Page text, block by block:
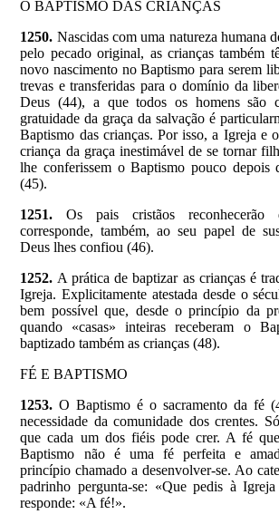
O BAPTISMO DAS CRIANÇAS
1250. Nascidas com uma natureza humana
pelo pecado original, as crianças também
novo nascimento no Baptismo para serem
trevas e transferidas para o domínio da
Deus (44), a que todos os homens são
gratuidade da graça da salvação é
Baptismo das crianças. Por isso, a Igreja e
criança da graça inestimável de se tornar
lhe conferissem o Baptismo pouco depois
(45).
1251.
Os pais cristãos reconhecerão
corresponde, também, ao seu papel de
Deus lhes confiou (46).
1252. A prática de baptizar as crianças é
Igreja. Explicitamente atestada desde o
bem possível que, desde o princípio da
quando «casas» inteiras receberam o
baptizado também as crianças (48).
FÉ E BAPTISMO
1253. O Baptismo é o sacramento da fé
necessidade da comunidade dos crentes.
que cada um dos fiéis pode crer. A fé
Baptismo não é uma fé perfeita e
princípio chamado a desenvolver-se. Ao
padrinho pergunta-se: «Que pedis à
responde: «A fé!».